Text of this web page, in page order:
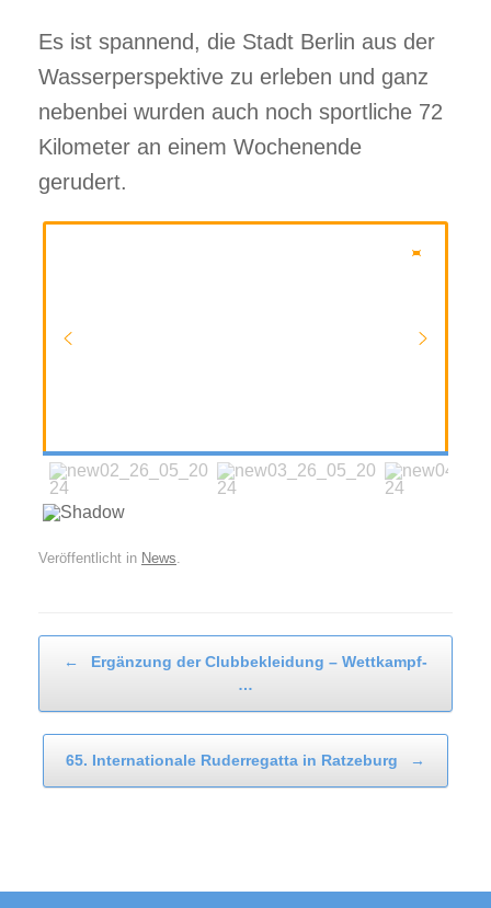
Es ist spannend, die Stadt Berlin aus der
Wasserperspektive zu erleben und ganz
nebenbei wurden auch noch sportliche 72
Kilometer an einem Wochenende
gerudert.
Veröffentlicht in News
←
Ergänzung der Clubbekleidung – Wettkampf-
…
65. Internationale Ruderregatta in Ratzeburg →